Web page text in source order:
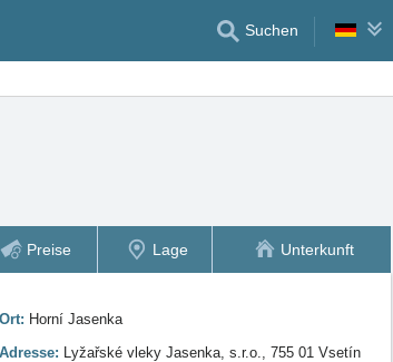
Suchen
Preise Lage Unterkunft
Ort: Horní Jasenka
Adresse: Lyžařské vleky Jasenka, s.r.o., 755 01 Vsetín